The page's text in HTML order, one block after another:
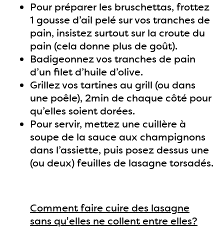
Pour préparer les bruschettas, frottez
1 gousse d’ail pelé sur vos tranches de
pain, insistez surtout sur la croute du
pain (cela donne plus de goût).
Badigeonnez vos tranches de pain
d’un filet d’huile d’olive.
Grillez vos tartines au grill (ou dans
une poêle), 2min de chaque côté pour
qu’elles soient dorées.
Pour servir, mettez une cuillère à
soupe de la sauce aux champignons
dans l’assiette, puis posez dessus une
(ou deux) feuilles de lasagne torsadés.
Comment faire cuire des lasagne
sans qu'elles ne collent entre elles?